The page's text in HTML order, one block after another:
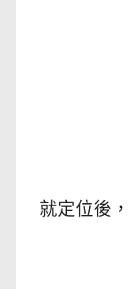
就定位後